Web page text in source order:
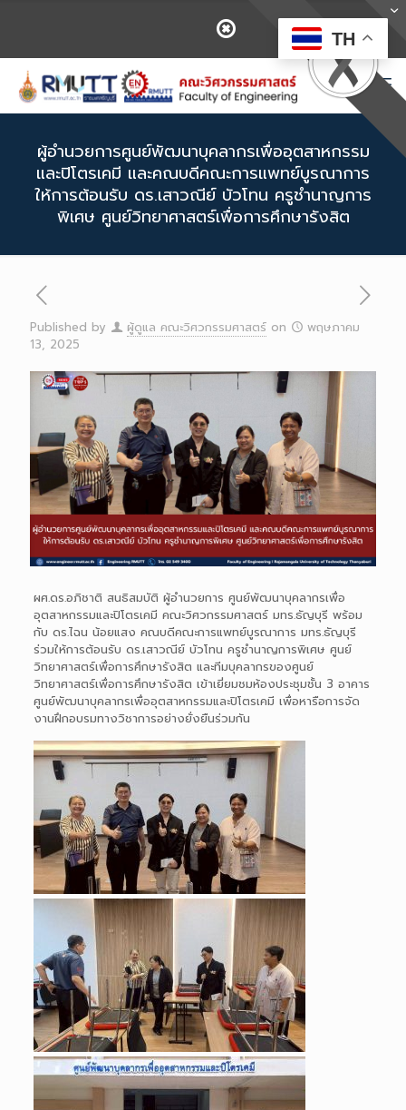
ผู้อำนวยการศูนย์พัฒนาบุคลากรเพื่ออุตสาหกรรม
และปิโตรเคมี และคณบดีคณะการแพทย์บูรณาการ
ให้การต้อนรับ ดร.เสาวณีย์ บัวโทน ครูชำนาญการ
พิเศษ ศูนย์วิทยาศาสตร์เพื่อการศึกษารังสิต
Published by ผู้ดูแล คณะวิศวกรรมศาสตร์ on
พฤษภาคม
13, 2025
ผศ.ดร.อภิชาติ สนธิสมบัติ ผู้อำนวยการ ศูนย์พัฒนาบุคลากรเพื่อ
อุตสาหกรรมและปิโตรเคมี คณะวิศวกรรมศาสตร์ มทร.ธัญบุรี พร้อม
กับ ดร.ไฉน น้อยแสง คณบดีคณะการแพทย์บูรณาการ มทร.ธัญบุรี
ร่วมให้การต้อนรับ ดร.เสาวณีย์ บัวโทน ครูชำนาญการพิเศษ ศูนย์
วิทยาศาสตร์เพื่อการศึกษารังสิต และทีมบุคลากรของศูนย์
วิทยาศาสตร์เพื่อการศึกษารังสิต เข้าเยี่ยมชมห้องประชุมชั้น 3 อาคาร
ศูนย์พัฒนาบุคลากรเพื่ออุตสาหกรรมและปิโตรเคมี เพื่อหารือการจัด
งานฝึกอบรมทางวิชาการอย่างยั่งยืนร่วมกัน
TH